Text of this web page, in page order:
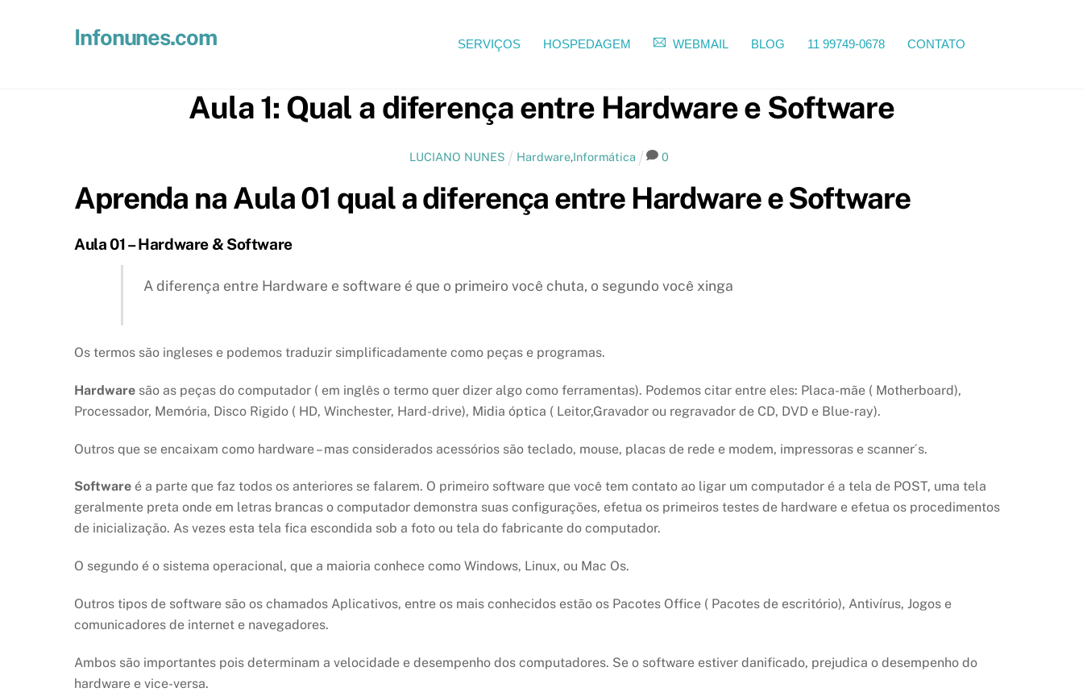
Infonunes.com SERVIÇOS HOSPEDAGEM WEBMAIL BLOG 11 99749-0678 CONTATO
Aula 1: Qual a diferença entre Hardware e Software
LUCIANO NUNES Hardware,Informática 0
Aprenda na Aula 01 qual a diferença entre Hardware e Software
Aula 01 – Hardware & Software
A diferença entre Hardware e software é que o primeiro você chuta, o segundo você xinga
Os termos são ingleses e podemos traduzir simplificadamente como peças e programas.
Hardware são as peças do computador ( em inglês o termo quer dizer algo como ferramentas). Podemos citar entre eles: Placa-mãe ( Motherboard),
Processador, Memória, Disco Rigido ( HD, Winchester, Hard-drive), Midia óptica ( Leitor,Gravador ou regravador de CD, DVD e Blue-ray).
Outros que se encaixam como hardware – mas considerados acessórios são teclado, mouse, placas de rede e modem, impressoras e scanner´s.
Software é a parte que faz todos os anteriores se falarem. O primeiro software que você tem contato ao ligar um computador é a tela de POST, uma tela
geralmente preta onde em letras brancas o computador demonstra suas configurações, efetua os primeiros testes de hardware e efetua os procedimentos
de inicialização. As vezes esta tela fica escondida sob a foto ou tela do fabricante do computador.
O segundo é o sistema operacional, que a maioria conhece como Windows, Linux, ou Mac Os.
Outros tipos de software são os chamados Aplicativos, entre os mais conhecidos estão os Pacotes Office ( Pacotes de escritório), Antivírus, Jogos e
comunicadores de internet e navegadores.
Ambos são importantes pois determinam a velocidade e desempenho dos computadores. Se o software estiver danificado, prejudica o desempenho do
hardware e vice-versa.